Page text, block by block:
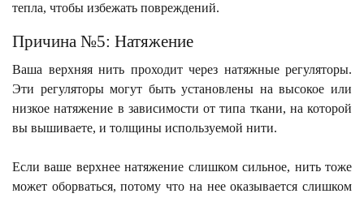
тепла, чтобы избежать повреждений.
Причина №5: Натяжение
Ваша верхняя нить проходит через натяжные регуляторы.
Эти регуляторы могут быть установлены на высокое или
низкое натяжение в зависимости от типа ткани, на которой
вы вышиваете, и толщины используемой нити.
Если ваше верхнее натяжение слишком сильное, нить тоже
может оборваться, потому что на нее оказывается слишком